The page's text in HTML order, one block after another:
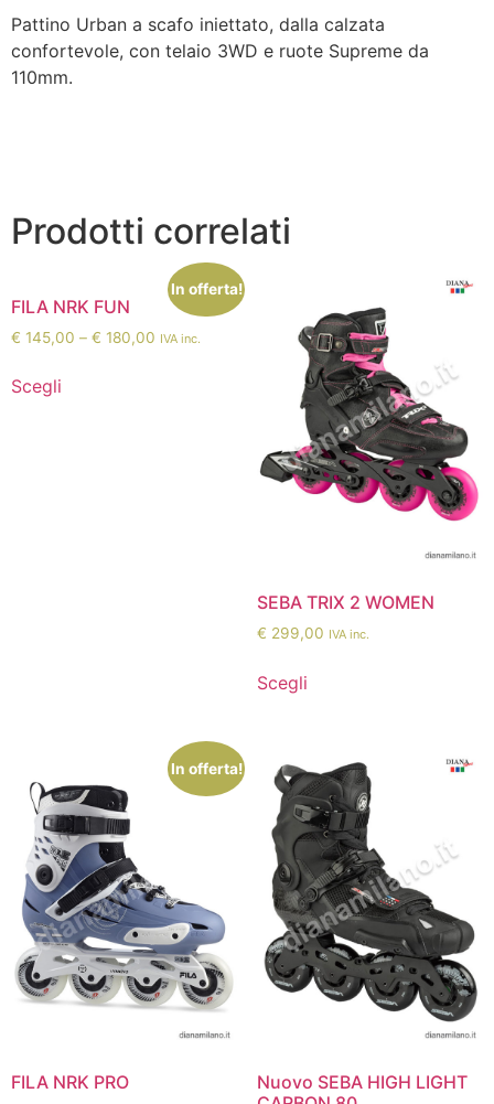
Pattino Urban a scafo iniettato, dalla calzata
confortevole, con telaio 3WD e ruote Supreme da
110mm.
Prodotti correlati
In offerta!
FILA NRK FUN
€ 145,00 – € 180,00 IVA inc.
Scegli
SEBA TRIX 2 WOMEN
€ 299,00 IVA inc.
Scegli
In offerta!
FILA NRK PRO
Nuovo SEBA HIGH LIGHT